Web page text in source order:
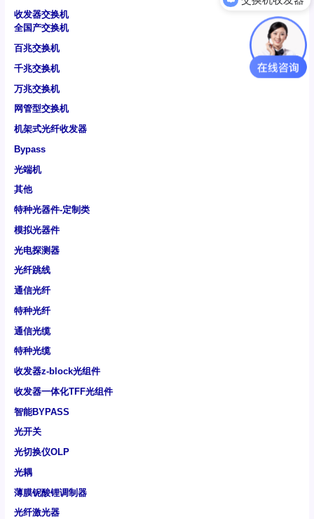
收发器交换机
全国产交换机
百兆交换机
千兆交换机
万兆交换机
网管型交换机
机架式光纤收发器
Bypass
光端机
其他
特种光器件-定制类
模拟光器件
光电探测器
光纤跳线
通信光纤
特种光纤
通信光缆
特种光缆
收发器z-block光组件
收发器一体化TFF光组件
智能BYPASS
光开关
光切换仪OLP
光耦
薄膜铌酸锂调制器
光纤激光器